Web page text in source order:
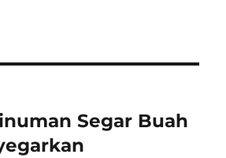
Segar Buah